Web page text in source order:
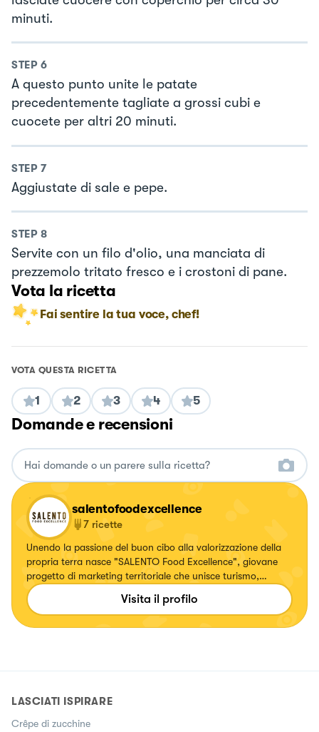
minuti.
STEP 6
A questo punto unite le patate
precedentemente tagliate a grossi cubi e
cuocete per altri 20 minuti.
STEP 7
Aggiustate di sale e pepe.
STEP 8
Servite con un filo d'olio, una manciata di
prezzemolo tritato fresco e i crostoni di pane.
Vota la ricetta
Fai sentire la tua voce, chef!
VOTA QUESTA RICETTA
1 2 3 4 5
Domande e recensioni
salentofoodexcellence
7 ricette
Unendo la passione del buon cibo alla valorizzazione della
propria terra nasce "SALENTO Food Excellence", giovane
progetto di marketing territoriale che unisce turismo,
commercio e produzione agricola attraverso una meticolosa
selezione di ristoranti, botteghe e aziende agroalimentari.
Visita il profilo
LASCIATI ISPIRARE
Crêpe di zucchine